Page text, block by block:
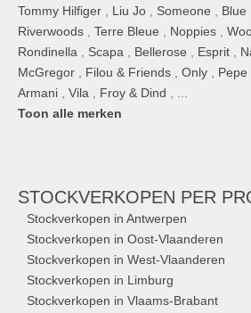
Tommy Hilfiger Liu Jo Someone Blue
Riverwoods
Terre Bleue Noppies
Rondinella
Scapa Bellerose Esprit
McGregor
Filou & Friends Only Pepe
Armani
Vila Froy & Dind
Toon alle merken
STOCKVERKOPEN PER
Stockverkopen in Antwerpen
Stockverkopen in Oost-Vlaanderen
Stockverkopen in West-Vlaanderen
Stockverkopen in Limburg
Stockverkopen in Vlaams-Brabant